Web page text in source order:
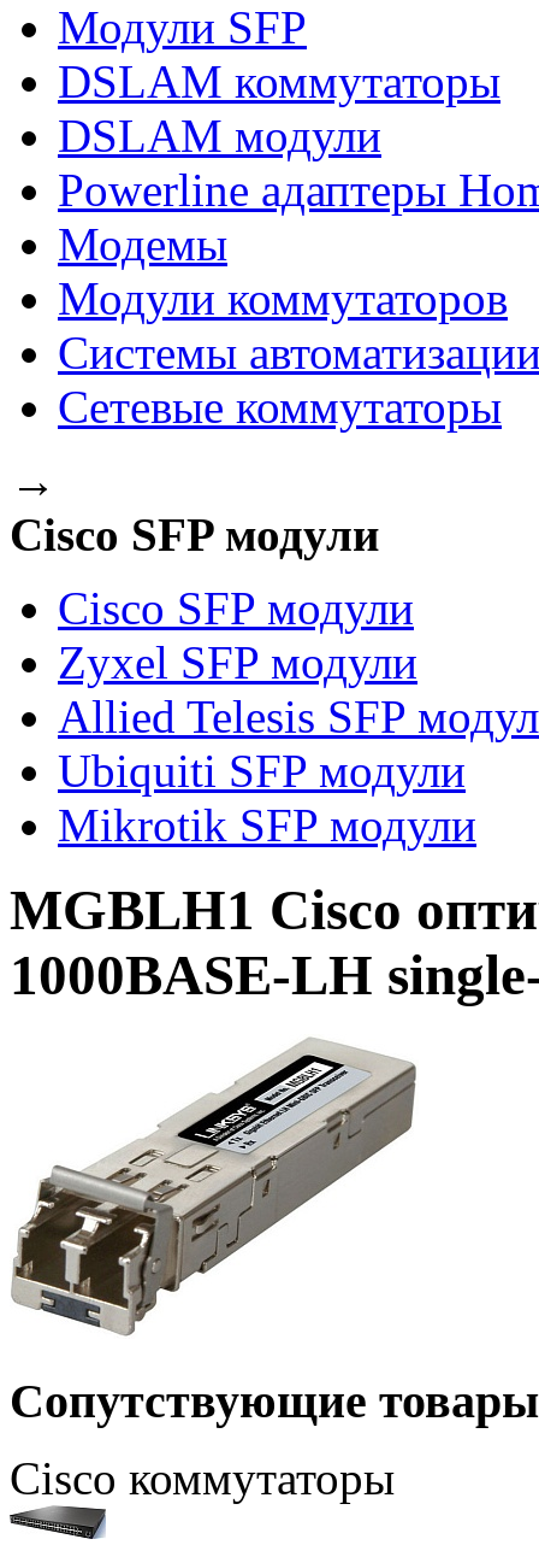
Модули SFP
DSLAM коммутаторы
DSLAM модули
Powerline адаптеры
Модемы
Модули коммутаторов
Системы
Сетевые коммутаторы
→
Cisco SFP модули
Cisco SFP модули
Zyxel SFP модули
Allied Telesis SFP
Ubiquiti SFP модули
Mikrotik SFP модули
MGBLH1 Cisco
1000BASE-LH
Сопутствующие товары
Cisco коммутаторы